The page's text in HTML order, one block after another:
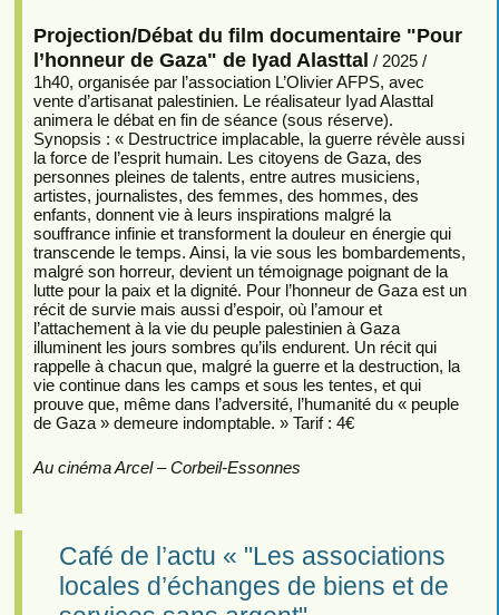
Projection/Débat du film documentaire "Pour
l’honneur de Gaza" de Iyad Alasttal / 2025 /
1h40, organisée par l’association L’Olivier AFPS, avec
vente d’artisanat palestinien. Le réalisateur Iyad Alasttal
animera le débat en fin de séance (sous réserve).
Synopsis : « Destructrice implacable, la guerre révèle aussi
la force de l’esprit humain. Les citoyens de Gaza, des
personnes pleines de talents, entre autres musiciens,
artistes, journalistes, des femmes, des hommes, des
enfants, donnent vie à leurs inspirations malgré la
souffrance infinie et transforment la douleur en énergie qui
transcende le temps. Ainsi, la vie sous les bombardements,
malgré son horreur, devient un témoignage poignant de la
lutte pour la paix et la dignité. Pour l’honneur de Gaza est un
récit de survie mais aussi d’espoir, où l’amour et
l’attachement à la vie du peuple palestinien à Gaza
illuminent les jours sombres qu’ils endurent. Un récit qui
rappelle à chacun que, malgré la guerre et la destruction, la
vie continue dans les camps et sous les tentes, et qui
prouve que, même dans l’adversité, l’humanité du « peuple
de Gaza » demeure indomptable. » Tarif : 4€
Au cinéma Arcel – Corbeil-Essonnes
Café de l’actu « "Les associations
locales d’échanges de biens et de